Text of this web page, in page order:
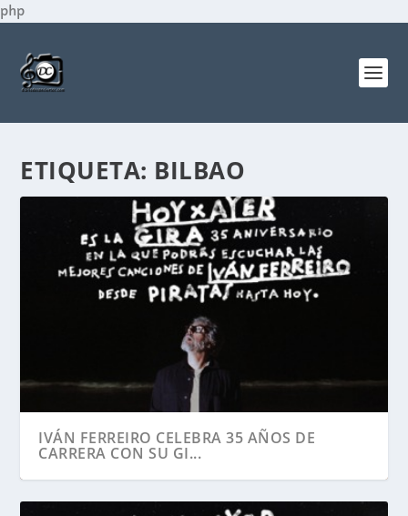
php
ETIQUETA: BILBAO
IVÁN FERREIRO CELEBRA 35 AÑOS DE
CARRERA CON SU GI...